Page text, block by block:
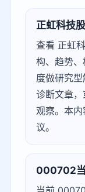
正虹科技
查看 正虹
构、趋势
度做研究
诊断文章
观察。本
议。
000702当